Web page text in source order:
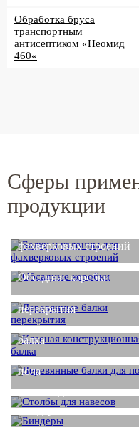
Обработка бруса
транспортным
антисептиком «Неомид
460«
Сферы
продукции
фахверковых строений
Обсадные коробки
Деревянные балки
перекрытия
Клееная
балка
Деревянные балки для
пола
Столбы для навесов
Биндеры